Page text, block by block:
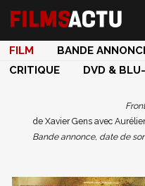
FILM BANDE
CRITIQUE
DVD &
de Xavier Gens avec
Bande annonce, date de